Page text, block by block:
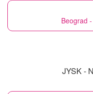
Beograd
JYSK -